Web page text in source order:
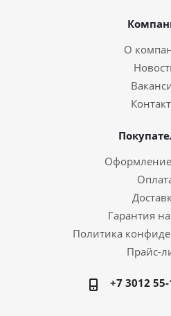
О
Оформление
Гарантия
Политика
Прайс-
+7 3012